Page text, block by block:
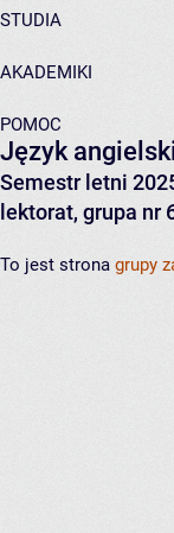
STUDIA
AKADEMIKI
POMOC
Język
Semestr letni
lektorat, grupa nr
To jest strona grupy